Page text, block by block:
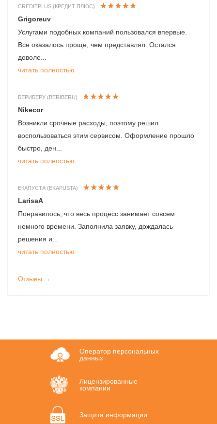
CREDITPLUS (КРЕДИТ ПЛЮС)
Grigoreuv
Услугами подобных компаний пользовался впервые.
Все оказалось проще, чем представлял. Остался
доволе...
читать полностью
БЕРИБЕРУ (BERIBERU)
Nikecor
Возникли срочные расходы, поэтому решил
воспользоваться этим сервисом. Оформление прошло
быстро, ден...
читать полностью
ЕКАПУСТА (EKAPUSTA)
LarisaA
Понравилось, что весь процесс занимает совсем
немного времени. Заполнила заявку, дождалась
решения и...
читать полностью
Отзывы →
Оператор персональных
данных
Лицензированные
компании
Защита информации